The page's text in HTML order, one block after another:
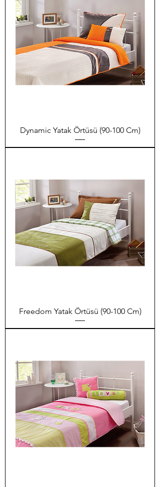
Dynamic Yatak Örtüsü (90-100 Cm)
Freedom Yatak Örtüsü (90-100 Cm)